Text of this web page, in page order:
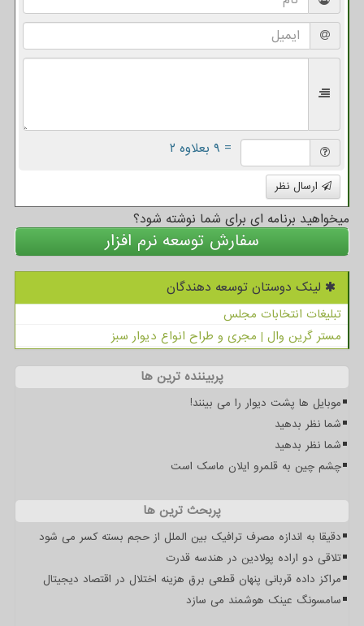
= ۹ بعلاوه ۲
ارسال نظر
میخواهید برنامه ای برای شما نوشته شود؟
سفارش توسعه نرم افزار
لینک دوستان توسعه دهندگان
تبلیغات انتخابات مجلس
مستر گرین وال | مجری و طراح انواع دیوار سبز
پربیننده ترین ها
موبایل ها پشت دیوار را می بینند!
شما نظر بدهید
شما نظر بدهید
چشم چین به قلمرو ایلان ماسک است
پربحث ترین ها
دقیقا به اندازه مصرف ترافیک بین الملل از حجم بسته کسر می شود
تلاقی دو اراده پولادین در هندسه قدرت
مراکز داده قربانی پنهان قطعی برق هزینه اختلال در اقتصاد دیجیتال
سامسونگ عینک هوشمند می سازد